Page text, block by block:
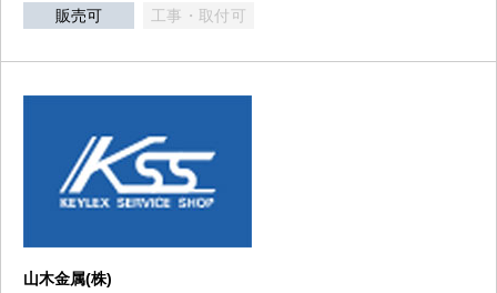
販売可 工事・取付可
山木金属(株)